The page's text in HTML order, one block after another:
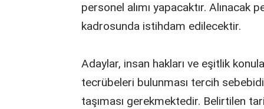
personel alımı yapacaktır. Alınacak
kadrosunda istihdam edilecektir.
Adaylar, insan hakları ve eşitlik
tecrübeleri bulunması tercih
taşıması gerekmektedir. Belirtilen